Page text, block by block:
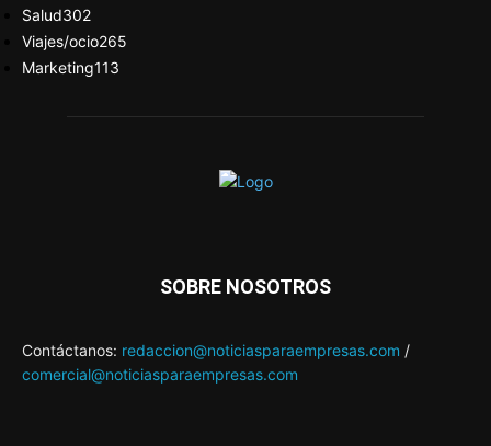
Salud302
Viajes/ocio265
Marketing113
SOBRE NOSOTROS
Contáctanos: redaccion@noticiasparaempresas.com /
comercial@noticiasparaempresas.com